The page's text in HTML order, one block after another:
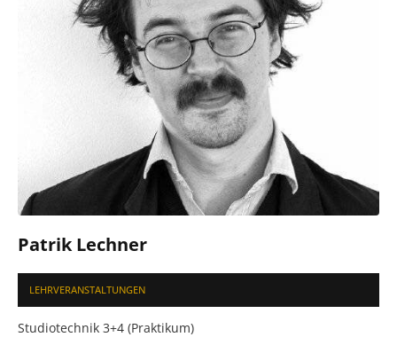
Patrik Lechner
LEHRVERANSTALTUNGEN
Studiotechnik 3+4 (Praktikum)